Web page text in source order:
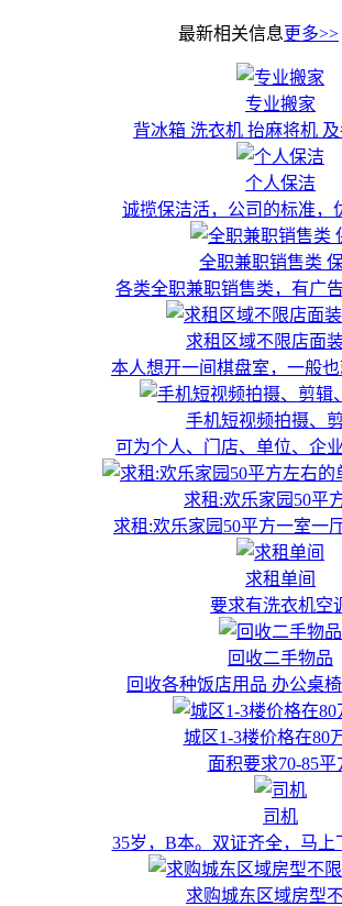
最新相关信息更多>>
专业搬家
背冰箱 洗衣机 抬麻将机
个人保洁
诚揽保洁活，公司的标准，
全职兼职销售类
各类全职兼职销售类，有广
求租区域不限店面
本人想开一间棋盘室，一般
手机短视频拍摄、
可为个人、门店、单位、企
求租:欢乐家园50平
求租:欢乐家园50平方一室一
求租单间
要求有洗衣机空
回收二手物品
回收各种饭店用品 办公桌
城区1-3楼价格在80
面积要求70-85平
司机
35岁，B本。双证齐全，马上
求购城东区域房型